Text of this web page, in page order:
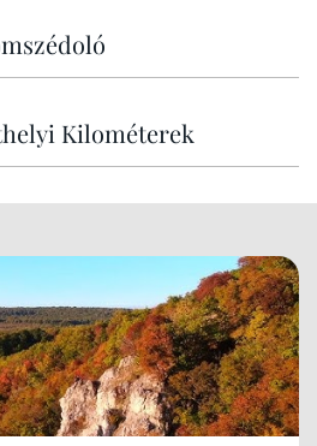
Kilométerek